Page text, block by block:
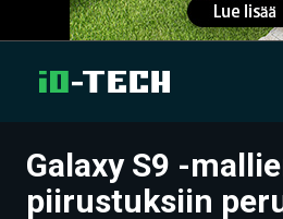
UUTISET
Galaxy S9 -
piirustuksiin